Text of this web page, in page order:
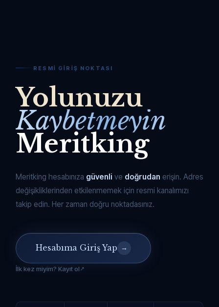
RESMI GIRIŞ NOKTASI
Yolunuzu
Kaybetmeyin
Meritking
Meritking hesabınıza güvenli ve doğrudan erişin. Adres
değişikliklerinden etkilenmemek için resmi kanalımızı
takip edin. Her zaman doğru noktadasınız.
Hesabıma Giriş Yap →
İlk kez miyim? Kayıt ol